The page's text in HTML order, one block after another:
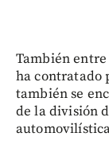
También
ha contratado
también se
de la división